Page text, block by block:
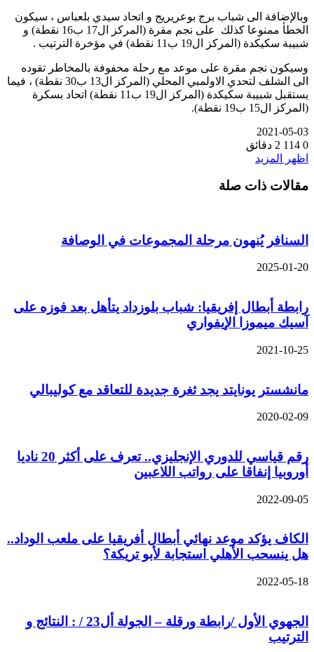
وبالإضافة الى شباب برج بوعريريج و اتحاد سيدي بلعباس ، سيكون
الخطأ ممنوعا كذلك على نجم مقرة (المركز ال17 ب16 نقطة) و
شبيبة سكيكدة (المركز ال19 ب11 نقطة) في مؤخرة الترتيب .
وسيكون نجم مقرة على موعد مع رحلة محفوفة بالمخاطر تقوده
الى الشلف لتحدي الاولمبي المحلي (المركز ال13 ب30 نقطة) ، فيما
يستقبل شبيبة سكيكدة (المركز ال19 ب11 نقطة) اتحاد بسكرة
(المركز ال15 ب19 نقطة).
2021-05-03
0
2 دقائق
اظهر المزيد
مقالات ذات صلة
السنافر يُنهون مرحلة المجموعات في الوصافة
2025-01-20
رابطة أبطال إفريقيا: شباب بلوزداد يتأهل بعد فوزه على
آسيك ميموزا الإيفواري
2021-10-25
مانشستر يونايتد يجد ثغرة جديدة للتعاقد مع كوليبالي
2020-02-09
رقم قياسي للدوري الإنجليزي.. تعرف على أكثر 20 ناديا
أوروبيا إنفاقا على رواتب اللاعبين
2022-09-05
الكاف يؤكد موعد نهائي أبطال أفريقيا على ملعب الوداد..
هل ينسحب الأهلي استجابة لأبو تريكة؟
2022-05-18
الجهوي الأول /رابطة ورقلة – الجولة أل23 / : النتائج و
الترتيب